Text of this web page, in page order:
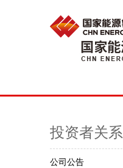
投资者关系
公司公告